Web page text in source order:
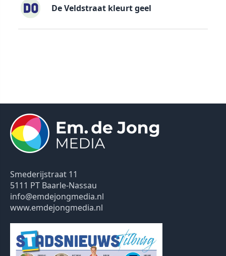
De Veldstraat kleurt geel
Smederijstraat 11
5111 PT Baarle-Nassau
info@emdejongmedia.nl
www.emdejongmedia.nl